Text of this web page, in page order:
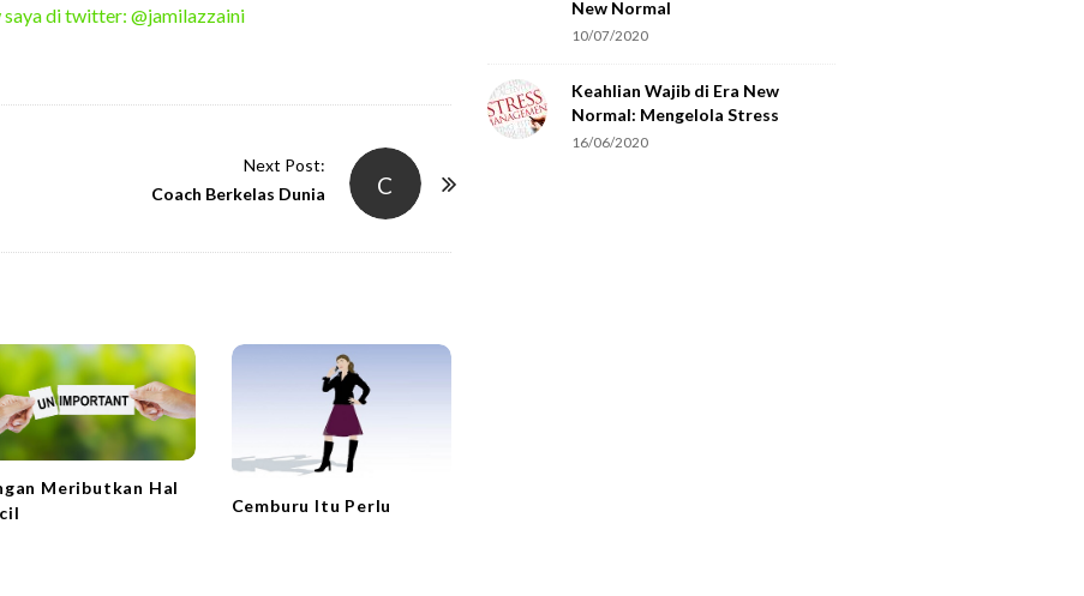
saya di twitter: @jamilazzaini
C
Next Post:
Coach Berkelas Dunia
Meributkan Hal
Cemburu Itu Perlu
New Normal
10/07/2020
Keahlian Wajib di Era New
Normal: Mengelola Stress
16/06/2020